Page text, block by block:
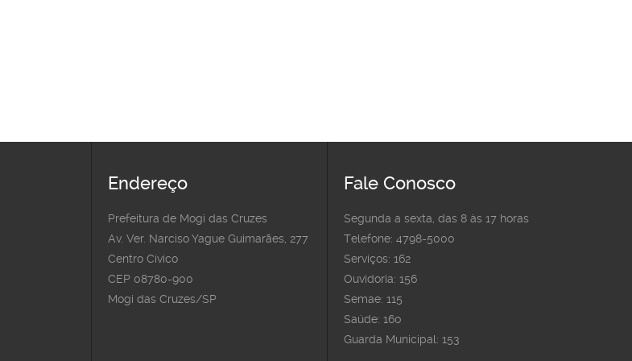
Endereço
Prefeitura de Mogi das Cruzes
Av. Ver. Narciso Yague Guimarães, 277
Centro Cívico
CEP 08780-900
Mogi das Cruzes/SP
Fale Conosco
Segunda a sexta, das 8 às 17 horas
Telefone: 4798-5000
Serviços: 162
Ouvidoria: 156
Semae: 115
Saúde: 160
Guarda Municipal: 153